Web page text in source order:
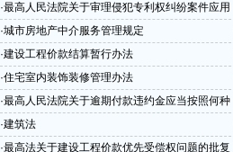
·最高人民法院关于审理侵犯专利权纠纷案件应用
法律若干问题的解释
·城市房地产中介服务管理规定
·建设工程价款结算暂行办法
·住宅室内装饰装修管理办法
·最高人民法院关于逾期付款违约金应当按照何种
标准计算问题的批复
·建筑法
·最高法关于建设工程价款优先受偿权问题的批复